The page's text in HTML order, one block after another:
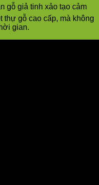
gỗ giả tinh xảo tạo cảm
thự gỗ cao cấp, mà không
gian.